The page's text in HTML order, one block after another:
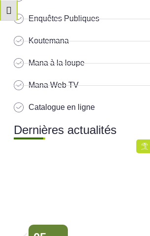
Changer la taille de la police
Enquêtes Publiques
Koutemana
Mana à la loupe
Mana Web TV
Catalogue en ligne
Dernières actualités